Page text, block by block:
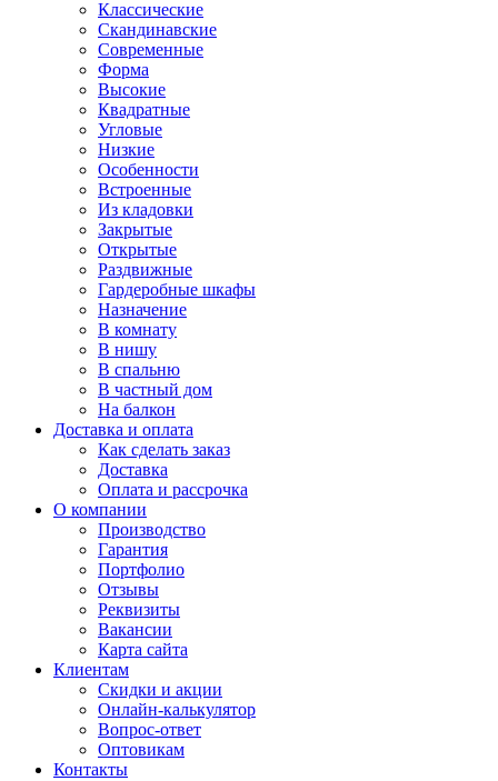
Классические
Скандинавские
Современные
Форма
Высокие
Квадратные
Угловые
Низкие
Особенности
Встроенные
Из кладовки
Закрытые
Открытые
Раздвижные
Гардеробные шкафы
Назначение
В комнату
В нишу
В спальню
В частный дом
На балкон
Доставка и оплата
Как сделать заказ
Доставка
Оплата и рассрочка
О компании
Производство
Гарантия
Портфолио
Отзывы
Реквизиты
Вакансии
Карта сайта
Клиентам
Скидки и акции
Онлайн-калькулятор
Вопрос-ответ
Оптовикам
Контакты